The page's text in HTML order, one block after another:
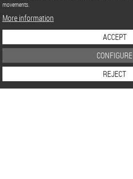
movements.
More information
ACCEPT
CONFIGURE
REJECT